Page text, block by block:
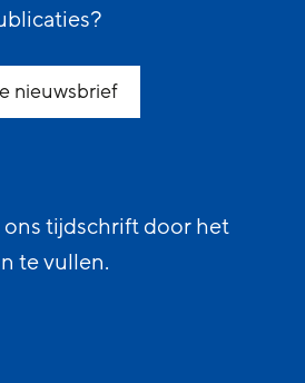
nieuwsbrief
tijdschrift door het
te vullen.